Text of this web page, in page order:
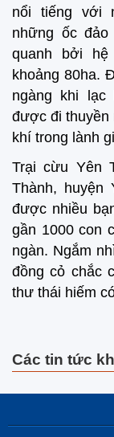
nổi tiếng với
những ốc
quanh bởi
khoảng 80ha.
ngàng khi
được đi thuyền
khí trong lành
Trại cừu Yên
Thành, huyện
được nhiều
gần 1000 con
ngàn. Ngắm
đồng cỏ chắc
thư thái hiếm
Các tin tức